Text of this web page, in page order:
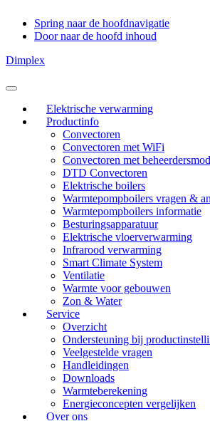
Spring naar de hoofdnavigatie
Door naar de hoofd inhoud
Dimplex
Header
RechtsElektrische verwarming
Productinfo
Convectoren
Convectoren met WiFi
Convectoren met
DTD Convectoren
Elektrische boilers
Warmtepompboilers vragen &
Warmtepompboilers informatie
Besturingsapparatuur
Elektrische vloerverwarming
Infrarood verwarming
Smart Climate System
Ventilatie
Warmte voor gebouwen
Zon & Water
Service
Overzicht
Ondersteuning bij
Veelgestelde vragen
Handleidingen
Downloads
Warmteberekening
Energieconcepten vergelijken
Over ons